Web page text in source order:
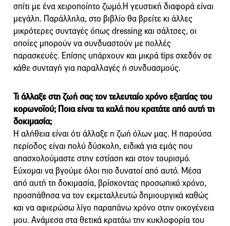
σπίτι με ένα χειροποίητο ζωμό.Η γευστική διαφορά είναι
μεγάλη. Παράλληλα, στο βιβλίο θα βρείτε κι άλλες
μικρότερες συνταγές όπως dressing και σάλτσες, οι
οποίες μπορούν να συνδυαστούν με πολλές
παρασκευές. Επίσης υπάρχουν και μικρά tips σχεδόν σε
κάθε συνταγή για παραλλαγές ή συνδυασμούς.
Τι άλλαξε στη ζωή σας τον τελευταίο χρόνο εξαιτίας του
κορωνοϊού; Ποια είναι τα καλά που κρατάτε από αυτή τη
δοκιμασία;
Η αλήθεια είναι ότι άλλαξε η ζωή όλων μας. Η παρούσα
περίοδος είναι πολύ δύσκολη, ειδικά για εμάς που
απασχολούμαστε στην εστίαση και στον τουρισμό.
Εύχομαι να βγούμε όλοι πιο δυνατοί από αυτό. Μέσα
από αυτή τη δοκιμασία, βρίσκοντας προσωπικό χρόνο,
προσπάθησα να τον εκμεταλλευτώ δημιουργικά καθώς
και να αφιερώσω λίγο παραπάνω χρόνο στην οικογένεια
μου. Ανάμεσα στα θετικά κρατάω την κυκλοφορία του